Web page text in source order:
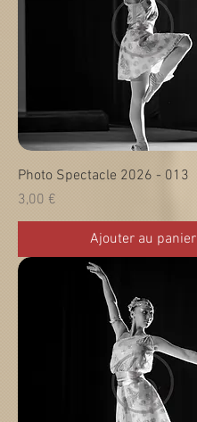
Photo Spectacle 2026 - 013
Prix
3,00 €
Ajouter au panier